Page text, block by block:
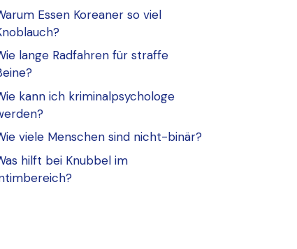
Essen Koreaner so viel
lange Radfahren für straffe
kann ich kriminalpsychologe
viele Menschen sind nicht-binär?
hilft bei Knubbel im